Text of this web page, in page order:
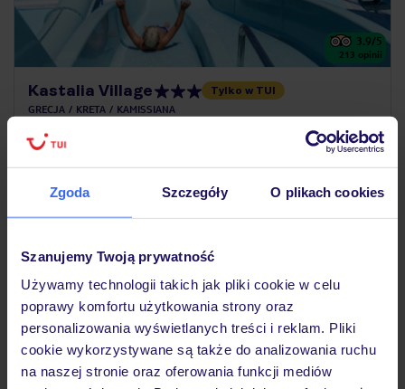
Zgoda Szczegóły O plikach cookies
Szanujemy Twoją prywatność
Używamy technologii takich jak pliki cookie w celu
poprawy komfortu użytkowania strony oraz
personalizowania wyświetlanych treści i reklam. Pliki
cookie wykorzystywane są także do analizowania ruchu
na naszej stronie oraz oferowania funkcji mediów
3.9/5
213 opinii
Kastalia Village Tylko w TUI
GRECJA KRETA KAMISSIANA
1 527
30.08.2026 - 06.09.2026 (7 noclegów)
Poznań (20:10)
Bez wyżywienia
basen ze zjeżdżalniami
25% ZALICZKI LATO 2026